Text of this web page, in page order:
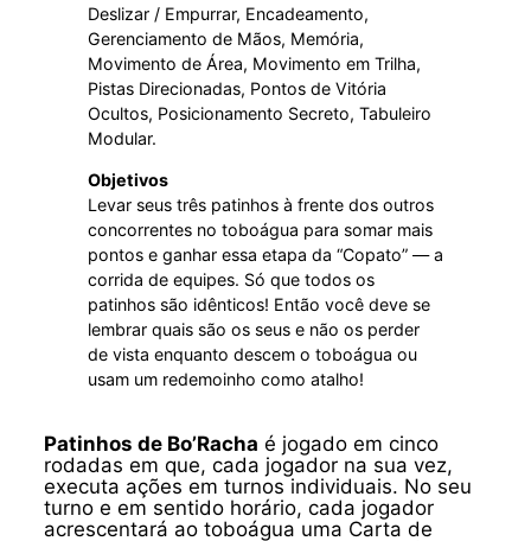
Deslizar / Empurrar, Encadeamento,
Gerenciamento de Mãos, Memória,
Movimento de Área, Movimento em Trilha,
Pistas Direcionadas, Pontos de Vitória
Ocultos, Posicionamento Secreto, Tabuleiro
Modular.
Objetivos
Levar seus três patinhos à frente dos outros
concorrentes no toboágua para somar mais
pontos e ganhar essa etapa da “Copato” — a
corrida de equipes. Só que todos os
patinhos são idênticos! Então você deve se
lembrar quais são os seus e não os perder
de vista enquanto descem o toboágua ou
usam um redemoinho como atalho!
Patinhos de Bo’Racha é jogado em cinco
rodadas em que, cada jogador na sua vez,
executa ações em turnos individuais. No seu
turno e em sentido horário, cada jogador
acrescentará ao toboágua uma Carta de